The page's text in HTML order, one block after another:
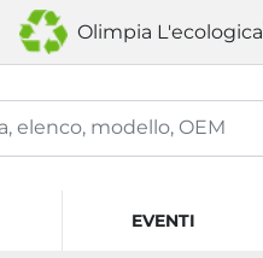
Olimpia L'ecologica
EVENTI